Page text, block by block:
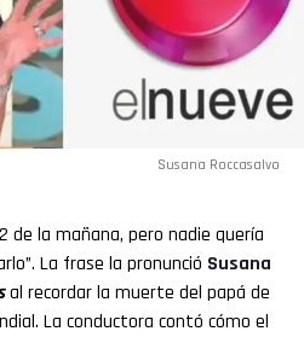
Susana Roccasalvo
2 de la mañana, pero nadie quería
La frase la pronunció Susana
al recordar la muerte del papá de
La conductora contó cómo el